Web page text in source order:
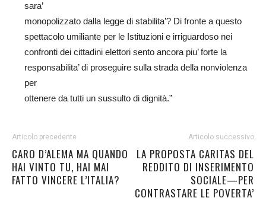
sara’
monopolizzato dalla legge di stabilita’? Di fronte a questo
spettacolo umiliante per le Istituzioni e irriguardoso nei
confronti dei cittadini elettori sento ancora piu’ forte la
responsabilita’ di proseguire sulla strada della nonviolenza
per
ottenere da tutti un sussulto di dignità.”
Articolo precedente
CARO D’ALEMA MA QUANDO
HAI VINTO TU, HAI MAI
FATTO VINCERE L’ITALIA?
Articolo successivo
LA PROPOSTA CARITAS DEL
REDDITO DI INSERIMENTO
SOCIALE—PER
CONTRASTARE LE POVERTA’